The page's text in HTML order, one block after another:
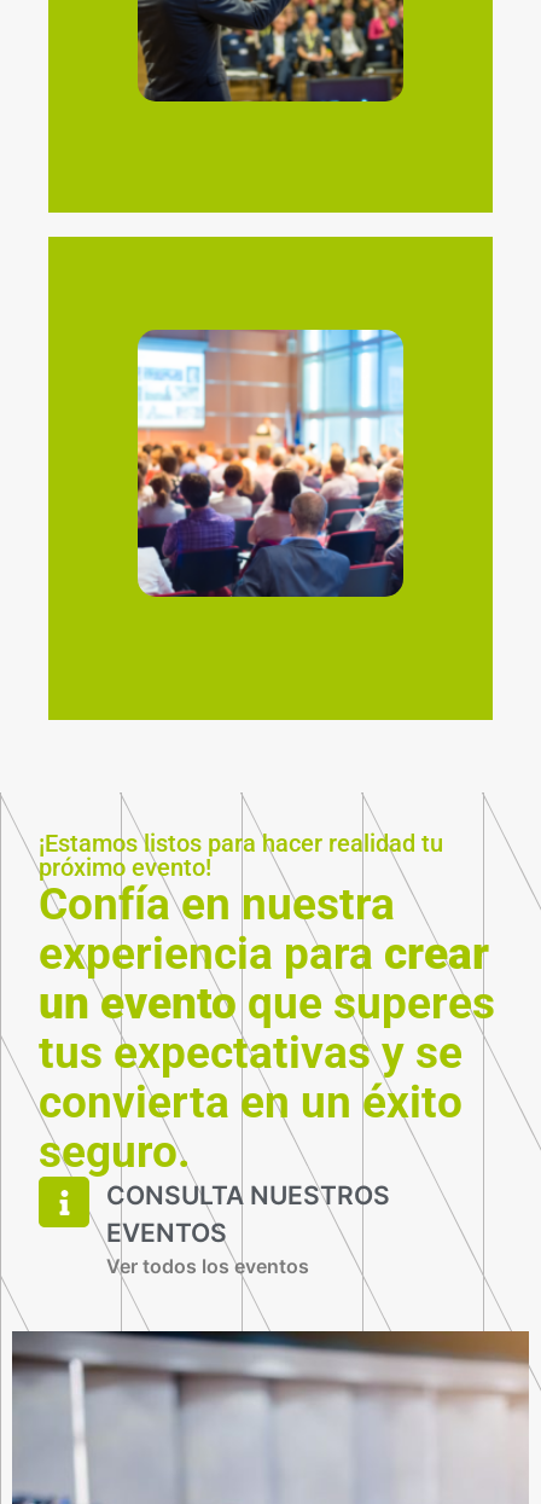
Seminarios
Eventos
Corporativos
Planificamos eventos corporativos que
fortalecen las relaciones empresariales y
promueven la colaboración entre
profesionales del sector.
¡Estamos listos para hacer realidad tu
próximo evento!
Confía en nuestra
experiencia para crear
un evento que superes
tus expectativas y se
convierta en un éxito
seguro.
CONSULTA NUESTROS
EVENTOS
Ver todos los eventos